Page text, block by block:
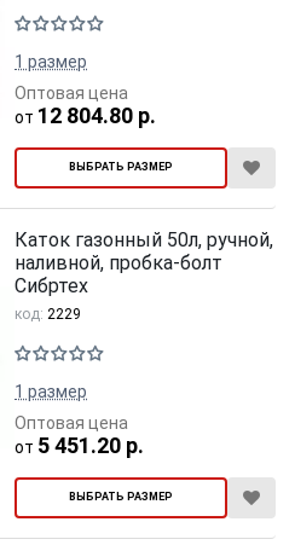
1 размер
ВЫБРАТЬ РАЗМЕР
от 12 804.80 р.
Оптовая цена
Каток газонный 50л, ручной,
наливной, пробка-болт
Сибртех
код: 2229
1 размер
ВЫБРАТЬ РАЗМЕР
от 5 451.20 р.
Оптовая цена